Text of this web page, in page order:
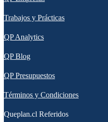
Trabajos y Prácticas
QP Analytics
QP Blog
QP Presupuestos
Términos y Condiciones
Queplan.cl Referidos